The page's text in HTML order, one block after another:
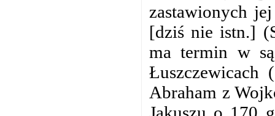
zastawionych
[dziś nie istn.]
ma termin w
Łuszczewicach
Abraham z